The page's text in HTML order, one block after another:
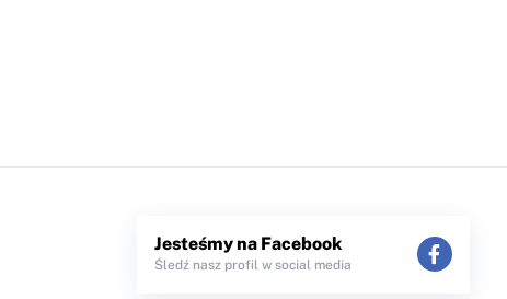
Jesteśmy na Facebook
Śledź nasz profil w social media